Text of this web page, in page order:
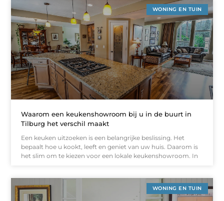
WONING EN TUIN
Waarom een keukenshowroom bij u in de buurt in
Tilburg het verschil maakt
Een keuken uitzoeken is een belangrijke beslissing. Het
bepaalt hoe u kookt, leeft en geniet van uw huis. Daarom is
het slim om te kiezen voor een lokale keukenshowroom. In
WONING EN TUIN